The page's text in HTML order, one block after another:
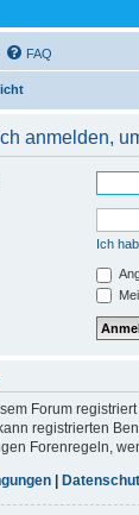
FAQ
anmelden,
Ich
Forum
registrierten
Forenregeln,
|